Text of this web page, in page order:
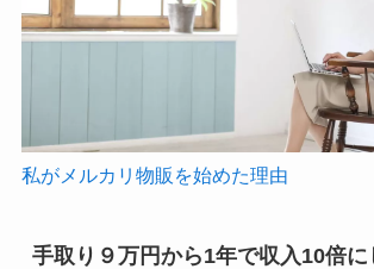
私がメルカリ物販を始めた理由
手取り９万円から1年で収入10倍に